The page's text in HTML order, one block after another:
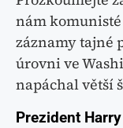
nám
záznamy tajné
úrovni ve
napáchal větší
Prezident